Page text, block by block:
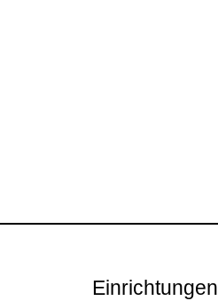
Einrichtungen